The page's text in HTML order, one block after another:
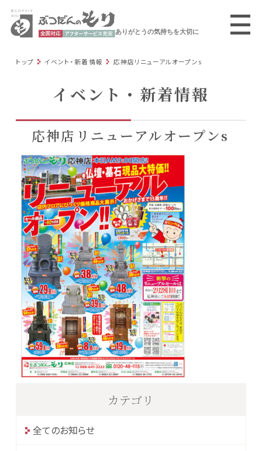
ありがとうの気持ちを大切に
トップ イベント・新着情報 応神店リニューアルオープンs
イベント・新着情報
応神店リニューアルオープンs
カテゴリ
全てのお知らせ